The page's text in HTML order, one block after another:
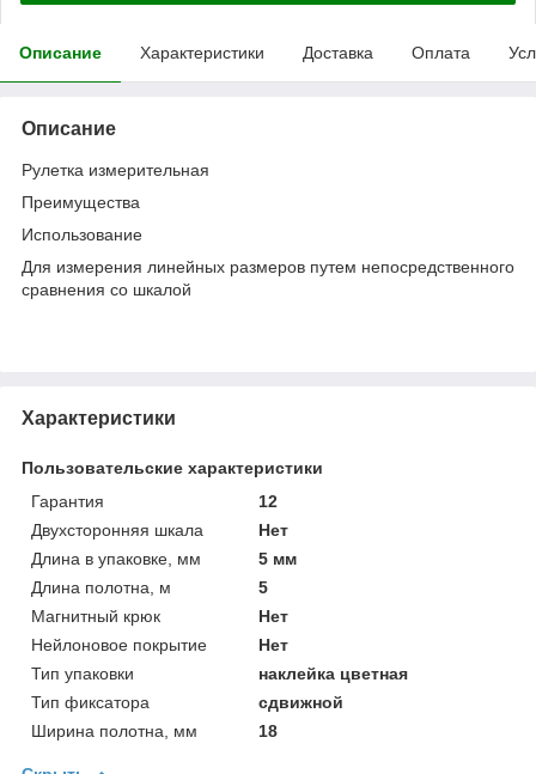
Описание Характеристики Доставка Оплата
Описание
Рулетка измерительная
Преимущества
Использование
Для измерения линейных размеров путем непосредственного
сравнения со шкалой
Характеристики
Пользовательские характеристики
Гарантия
12
Двухсторонняя шкала
Нет
Длина в упаковке, мм
5 мм
Длина полотна, м
5
Магнитный крюк
Нет
Нейлоновое покрытие
Нет
Тип упаковки
наклейка цветная
Тип фиксатора
сдвижной
Ширина полотна, мм
18